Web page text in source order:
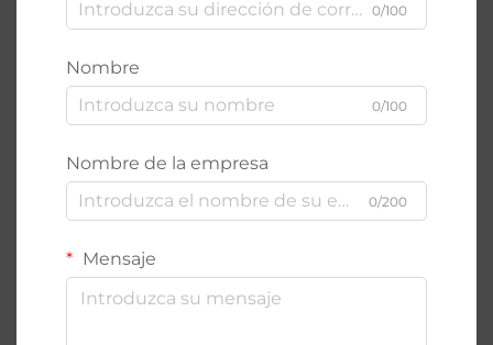
0/100
Nombre
0/100
Nombre de la empresa
0/200
Mensaje